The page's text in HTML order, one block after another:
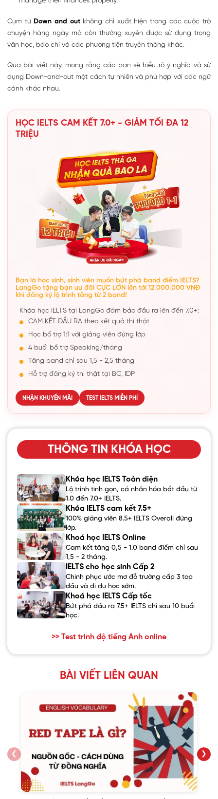
Cụm từ Down and outkhông chỉ xuất hiện trong các cuộc trò
chuyện hàng ngày mà còn thường xuyên được sử dụng trong
văn học, báo chí và các phương tiện truyền thông khác.
Qua bài viết này, mong rằng các bạn sẽ hiểu rõ ý nghĩa và sử
dụng Down-and-out một cách tự nhiên và phù hợp với các ngữ
cảnh khác nhau.
HỌC IELTS CAM KẾT 7.0+ - GIẢM TỐI ĐA 12
TRIỆU
Bạn là học sinh, sinh viên muốn bứt phá band điểm IELTS?
LangGo tặng bạn ưu đãi CỰC LỚN lên tới 12.000.000 VNĐ
khi đăng ký lộ trình tăng từ 2 band!
Khóa học IELTS tại LangGo đảm bảo đầu ra lên đến 7.0+:
CAM KẾT ĐẦU RA theo kết quả thi thật
Học bổ trợ 1:1 với giảng viên đứng lớp
4 buổi bổ trợ Speaking/tháng
Tăng band chỉ sau 1,5 - 2,5 tháng
Hỗ trợ đăng ký thi thật tại BC, IDP
NHẬN KHUYẾN MÃI TEST IELTS MIỄN PHÍ
THÔNG TIN KHÓA HỌC
Khóa học IELTS Toàn diện
Lộ trình tinh gọn, cá nhân hóa bắt đầu từ
1.0 đến 7.0+ IELTS.
Khóa IELTS cam kết 7.5+
100% giảng viên 8.5+ IELTS Overall đứng
lớp.
Khoá học IELTS Online
Cam kết tăng 0,5 - 1.0 band điểm chỉ sau
1,5 - 2 tháng.
IELTS cho học sinh Cấp 2
Chinh phục ước mơ đỗ trường cấp 3 top
đầu và đi du học sớm.
Khoá học IELTS Cấp tốc
Bứt phá đầu ra 7.5+ IELTS chỉ sau 10 buổi
học.
>> Test trình độ tiếng Anh online
BÀI VIẾT LIÊN QUAN
❮ ❯